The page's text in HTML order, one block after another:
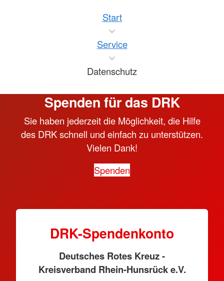
Start
Service
Datenschutz
Spenden für das DRK
Sie haben jederzeit die Möglichkeit, die Hilfe
des DRK schnell und einfach zu unterstützen.
Vielen Dank!
Spenden
DRK-Spendenkonto
Deutsches Rotes Kreuz -
Kreisverband Rhein-Hunsrück e.V.